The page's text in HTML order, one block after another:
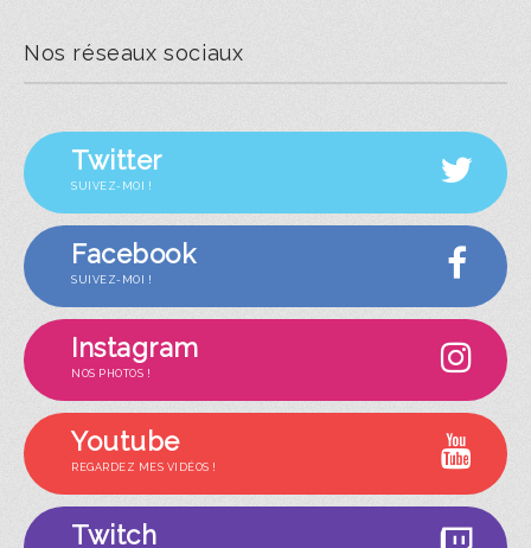
Nos réseaux sociaux
Twitter
SUIVEZ-MOI !
Facebook
SUIVEZ-MOI !
Instagram
NOS PHOTOS !
Youtube
REGARDEZ MES VIDÉOS !
Twitch